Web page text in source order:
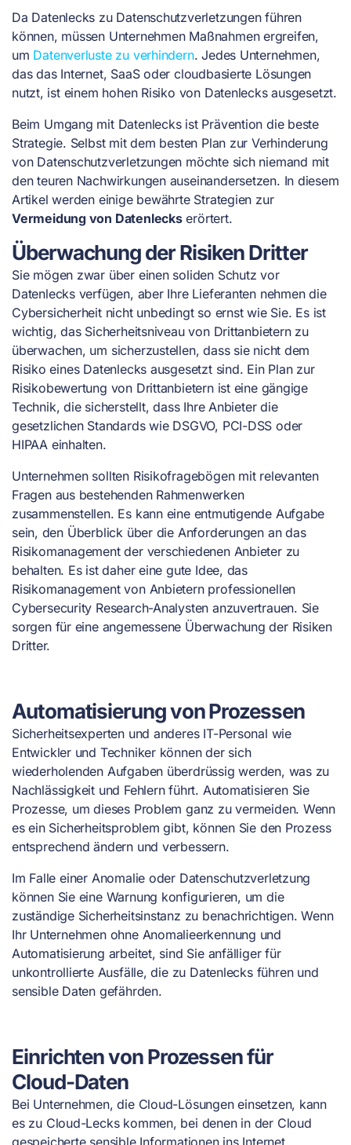
Da Datenlecks zu Datenschutzverletzungen führen
können, müssen Unternehmen Maßnahmen ergreifen,
um Datenverluste zu verhindern. Jedes Unternehmen,
das das Internet, SaaS oder cloudbasierte Lösungen
nutzt, ist einem hohen Risiko von Datenlecks ausgesetzt.
Beim Umgang mit Datenlecks ist Prävention die beste
Strategie. Selbst mit dem besten Plan zur Verhinderung
von Datenschutzverletzungen möchte sich niemand mit
den teuren Nachwirkungen auseinandersetzen. In diesem
Artikel werden einige bewährte Strategien zur
Vermeidung von Datenleckserörtert.
Überwachung der Risiken Dritter
Sie mögen zwar über einen soliden Schutz vor
Datenlecks verfügen, aber Ihre Lieferanten nehmen die
Cybersicherheit nicht unbedingt so ernst wie Sie. Es ist
wichtig, das Sicherheitsniveau von Drittanbietern zu
überwachen, um sicherzustellen, dass sie nicht dem
Risiko eines Datenlecks ausgesetzt sind. Ein Plan zur
Risikobewertung von Drittanbietern ist eine gängige
Technik, die sicherstellt, dass Ihre Anbieter die
gesetzlichen Standards wie DSGVO, PCI-DSS oder
HIPAA einhalten.
Unternehmen sollten Risikofragebögen mit relevanten
Fragen aus bestehenden Rahmenwerken
zusammenstellen. Es kann eine entmutigende Aufgabe
sein, den Überblick über die Anforderungen an das
Risikomanagement der verschiedenen Anbieter zu
behalten. Es ist daher eine gute Idee, das
Risikomanagement von Anbietern professionellen
Cybersecurity Research-Analysten anzuvertrauen. Sie
sorgen für eine angemessene Überwachung der Risiken
Dritter.
Automatisierung von Prozessen
Sicherheitsexperten und anderes IT-Personal wie
Entwickler und Techniker können der sich
wiederholenden Aufgaben überdrüssig werden, was zu
Nachlässigkeit und Fehlern führt. Automatisieren Sie
Prozesse, um dieses Problem ganz zu vermeiden. Wenn
es ein Sicherheitsproblem gibt, können Sie den Prozess
entsprechend ändern und verbessern.
Im Falle einer Anomalie oder Datenschutzverletzung
können Sie eine Warnung konfigurieren, um die
zuständige Sicherheitsinstanz zu benachrichtigen. Wenn
Ihr Unternehmen ohne Anomalieerkennung und
Automatisierung arbeitet, sind Sie anfälliger für
unkontrollierte Ausfälle, die zu Datenlecks führen und
sensible Daten gefährden.
Einrichten von Prozessen für
Cloud-Daten
Bei Unternehmen, die Cloud-Lösungen einsetzen, kann
es zu Cloud-Lecks kommen, bei denen in der Cloud
gespeicherte sensible Informationen ins Internet